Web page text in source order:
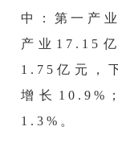
中：第一产业
产业17. 15
1. 75 亿元，
增长1 0.9%
1.3%。